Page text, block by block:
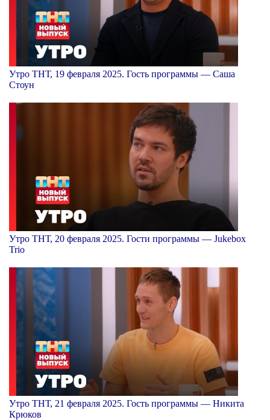
Утро ТНТ, 19 февраля 2025. Гость программы — Саша
Стоун
Утро ТНТ, 20 февраля 2025. Гости программы — Jukebox
Trio
Утро ТНТ, 21 февраля 2025. Гость программы — Никита
Крюков